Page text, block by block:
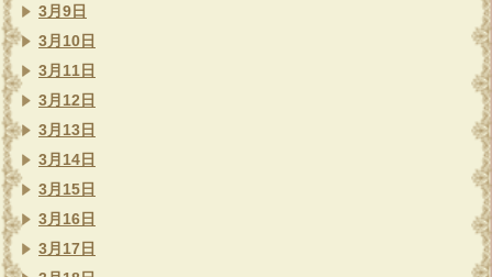
3月9日
3月10日
3月11日
3月12日
3月13日
3月14日
3月15日
3月16日
3月17日